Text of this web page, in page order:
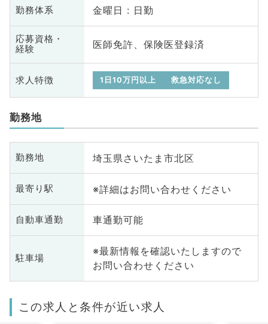
勤務体系 金曜日 : 日勤
応募資格・
経験
医師免許、保険医登録済
求人特徴 1日10万円以上 救急対応なし
勤務地
勤務地 埼玉県さいたま市北区
最寄り駅 ※詳細はお問い合わせください
自動車通勤 車通勤可能
駐車場
※最新情報を確認いたしますので
お問い合わせください
この求人と条件が近い求人